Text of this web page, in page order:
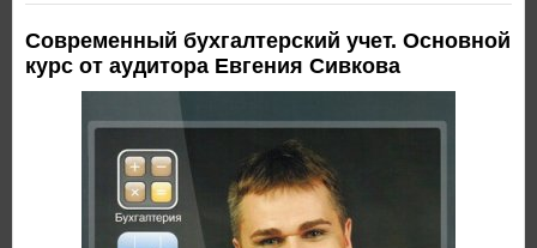
Современный бухгалтерский учет. Основной
курс от аудитора Евгения Сивкова